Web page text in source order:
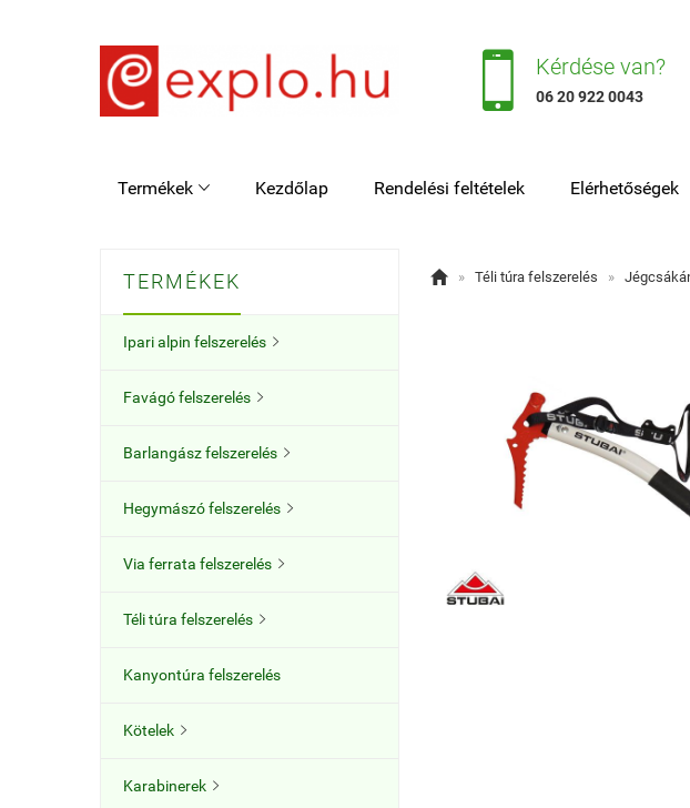
 Kérdése van?
06 20 922 0043
Termékek  Kezdőlap Rendelési feltételek Elérhetőségek
TERMÉKEK
Ipari alpin felszerelés 
Favágó felszerelés 
Barlangász felszerelés 
Hegymászó felszerelés 
Via ferrata felszerelés 
Téli túra felszerelés 
Kanyontúra felszerelés
Kötelek 
Karabinerek 
 » Téli túra felszerelés »